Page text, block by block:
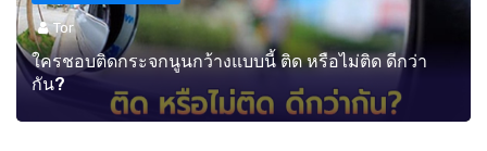
Tor
ใครชอบติดกระจกนูนกว้างแบบนี้ ติด หรือไม่ติด ดีกว่า
กัน?